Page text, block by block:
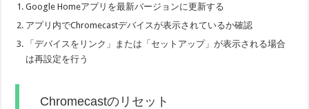
Google Homeアプリを最新バージョンに更新する
アプリ内でChromecastデバイスが表示されているか確認
「デバイスをリンク」または「セットアップ」が表示される場合
は再設定を行う
Chromecastのリセット